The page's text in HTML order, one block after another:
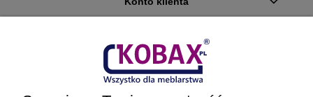
Płatności i dostawa
Ciekawostki